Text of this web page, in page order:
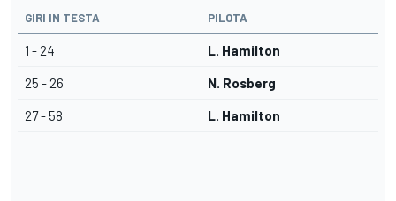
GIRI IN TESTA PILOTA
1 - 24 L. Hamilton
25 - 26 N. Rosberg
27 - 58 L. Hamilton